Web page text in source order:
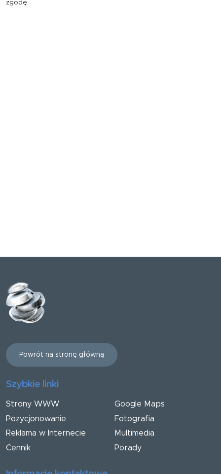
zgodę.
Powrót na stronę główną
Szybkie linki
Strony WWW
Pozycjonowanie
Reklama w Internecie
Cennik
Google Maps
Fotografia
Multimedia
Porady